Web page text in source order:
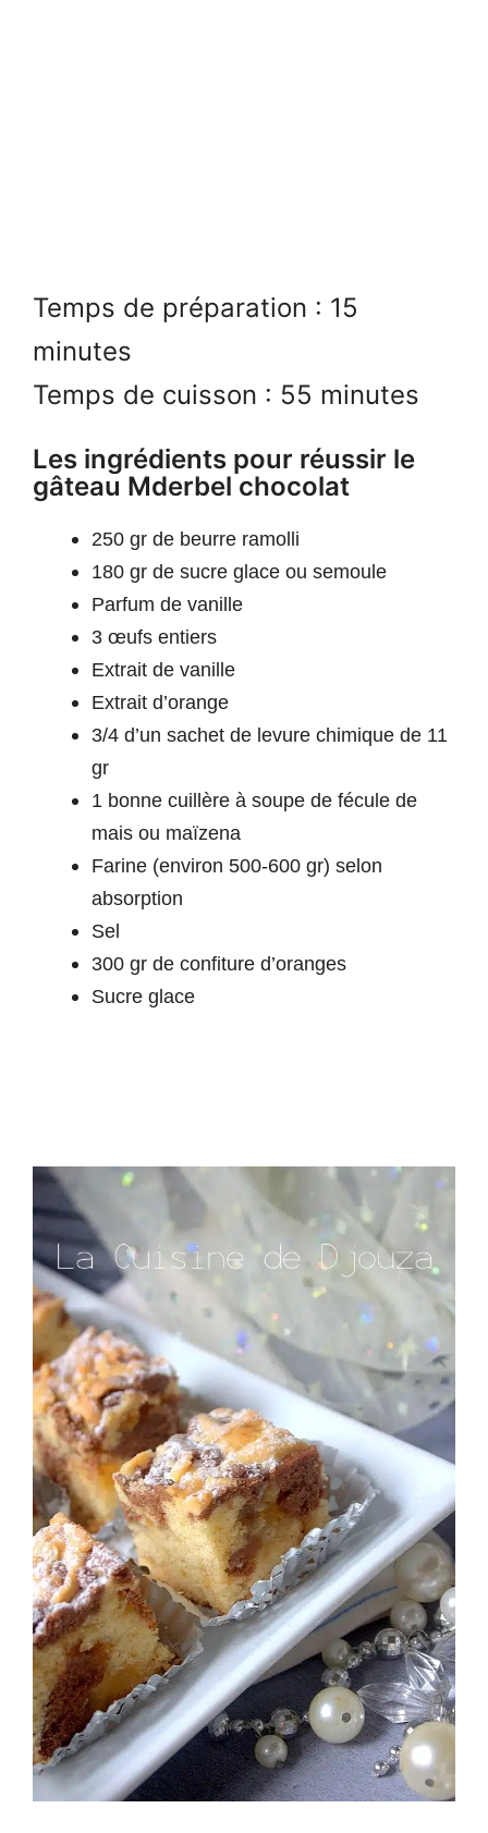
Temps de préparation : 15
minutes
Temps de cuisson : 55 minutes
Les ingrédients pour réussir le
gâteau Mderbel chocolat
250 gr de beurre ramolli
180 gr de sucre glace ou semoule
Parfum de vanille
3 œufs entiers
Extrait de vanille
Extrait d’orange
3/4 d’un sachet de levure chimique de 11
gr
1 bonne cuillère à soupe de fécule de
mais ou maïzena
Farine (environ 500-600 gr) selon
absorption
Sel
300 gr de confiture d’oranges
Sucre glace